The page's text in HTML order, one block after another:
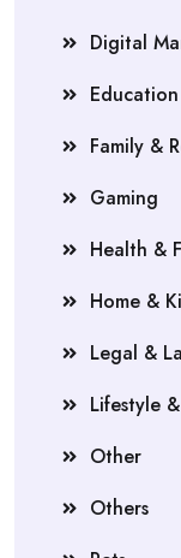
Digital
Education
Family &
Gaming
Health &
Home &
Legal &
Lifestyle
Other
Others